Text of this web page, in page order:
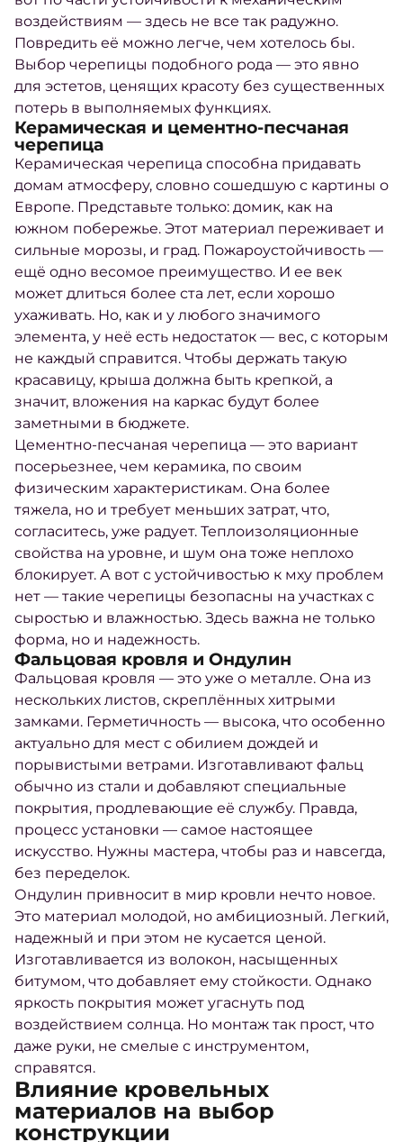
воздействиям — здесь не все так радужно.
Повредить её можно легче, чем хотелось бы.
Выбор черепицы подобного рода — это явно
для эстетов, ценящих красоту без существенных
потерь в выполняемых функциях.
Керамическая и цементно-песчаная
черепица
Керамическая черепица способна придавать
домам атмосферу, словно сошедшую с картины о
Европе. Представьте только: домик, как на
южном побережье. Этот материал переживает и
сильные морозы, и град. Пожароустойчивость —
ещё одно весомое преимущество. И ее век
может длиться более ста лет, если хорошо
ухаживать. Но, как и у любого значимого
элемента, у неё есть недостаток — вес, с которым
не каждый справится. Чтобы держать такую
красавицу, крыша должна быть крепкой, а
значит, вложения на каркас будут более
заметными в бюджете.
Цементно-песчаная черепица — это вариант
посерьезнее, чем керамика, по своим
физическим характеристикам. Она более
тяжела, но и требует меньших затрат, что,
согласитесь, уже радует. Теплоизоляционные
свойства на уровне, и шум она тоже неплохо
блокирует. А вот с устойчивостью к мху проблем
нет — такие черепицы безопасны на участках с
сыростью и влажностью. Здесь важна не только
форма, но и надежность.
Фальцовая кровля и Ондулин
Фальцовая кровля — это уже о металле. Она из
нескольких листов, скреплённых хитрыми
замками. Герметичность — высока, что особенно
актуально для мест с обилием дождей и
порывистыми ветрами. Изготавливают фальц
обычно из стали и добавляют специальные
покрытия, продлевающие её службу. Правда,
процесс установки — самое настоящее
искусство. Нужны мастера, чтобы раз и навсегда,
без переделок.
Ондулин привносит в мир кровли нечто новое.
Это материал молодой, но амбициозный. Легкий,
надежный и при этом не кусается ценой.
Изготавливается из волокон, насыщенных
битумом, что добавляет ему стойкости. Однако
яркость покрытия может угаснуть под
воздействием солнца. Но монтаж так прост, что
даже руки, не смелые с инструментом,
справятся.
Влияние кровельных
материалов на выбор
конструкции